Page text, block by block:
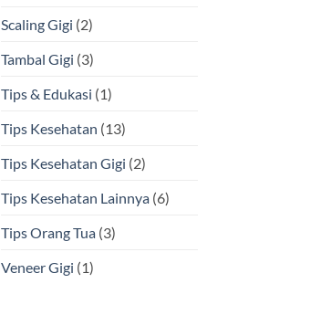
Scaling Gigi (2)
Tambal Gigi (3)
Tips & Edukasi (1)
Tips Kesehatan (13)
Tips Kesehatan Gigi (2)
Tips Kesehatan Lainnya(6)
Tips Orang Tua(3)
Veneer Gigi (1)